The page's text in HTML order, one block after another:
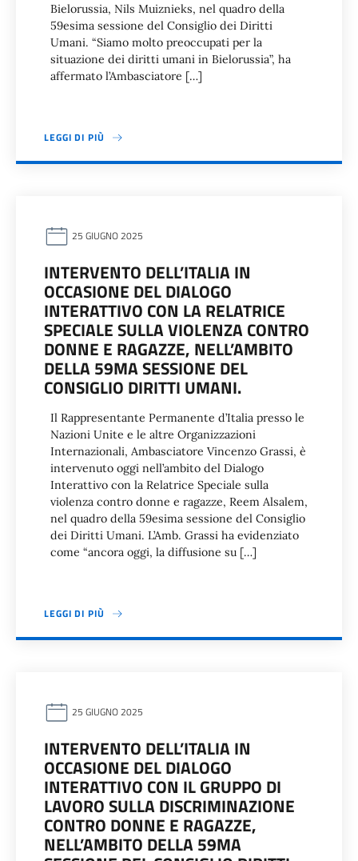
Bielorussia, Nils Muiznieks, nel quadro della
59esima sessione del Consiglio dei Diritti
Umani. “Siamo molto preoccupati per la
situazione dei diritti umani in Bielorussia”, ha
affermato l’Ambasciatore […]
LEGGI DI PIÙ
25 GIUGNO 2025
INTERVENTO DELL’ITALIA IN
OCCASIONE DEL DIALOGO
INTERATTIVO CON LA RELATRICE
SPECIALE SULLA VIOLENZA CONTRO
DONNE E RAGAZZE, NELL’AMBITO
DELLA 59MA SESSIONE DEL
CONSIGLIO DIRITTI UMANI.
Il Rappresentante Permanente d’Italia presso le
Nazioni Unite e le altre Organizzazioni
Internazionali, Ambasciatore Vincenzo Grassi, è
intervenuto oggi nell’ambito del Dialogo
Interattivo con la Relatrice Speciale sulla
violenza contro donne e ragazze, Reem Alsalem,
nel quadro della 59esima sessione del Consiglio
dei Diritti Umani. L’Amb. Grassi ha evidenziato
come “ancora oggi, la diffusione su […]
LEGGI DI PIÙ
25 GIUGNO 2025
INTERVENTO DELL’ITALIA IN
OCCASIONE DEL DIALOGO
INTERATTIVO CON IL GRUPPO DI
LAVORO SULLA DISCRIMINAZIONE
CONTRO DONNE E RAGAZZE,
NELL’AMBITO DELLA 59MA